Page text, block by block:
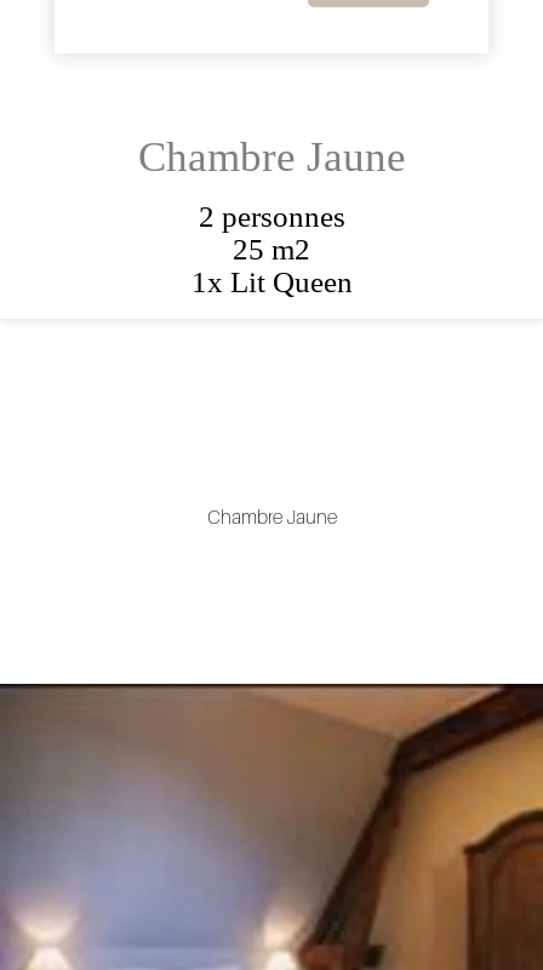
Chambre Jaune
2 personnes
25 m2
1x Lit Queen
Chambre Jaune